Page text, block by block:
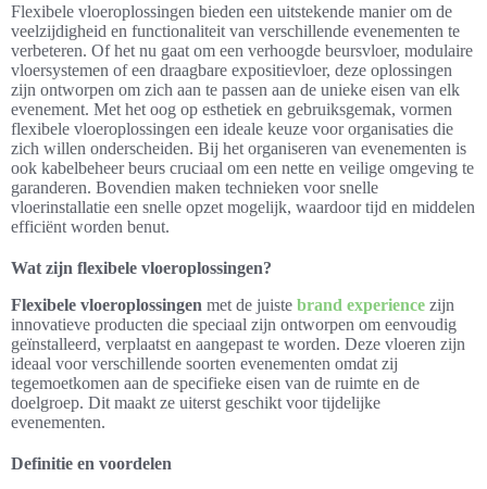
Flexibele vloeroplossingen bieden een uitstekende manier om de
veelzijdigheid en functionaliteit van verschillende evenementen te
verbeteren. Of het nu gaat om een verhoogde beursvloer, modulaire
vloersystemen of een draagbare expositievloer, deze oplossingen
zijn ontworpen om zich aan te passen aan de unieke eisen van elk
evenement. Met het oog op esthetiek en gebruiksgemak, vormen
flexibele vloeroplossingen een ideale keuze voor organisaties die
zich willen onderscheiden. Bij het organiseren van evenementen is
ook kabelbeheer beurs cruciaal om een nette en veilige omgeving te
garanderen. Bovendien maken technieken voor snelle
vloerinstallatie een snelle opzet mogelijk, waardoor tijd en middelen
efficiënt worden benut.
Wat zijn flexibele vloeroplossingen?
Flexibele vloeroplossingen met de juiste brand experience zijn
innovatieve producten die speciaal zijn ontworpen om eenvoudig
geïnstalleerd, verplaatst en aangepast te worden. Deze vloeren zijn
ideaal voor verschillende soorten evenementen omdat zij
tegemoetkomen aan de specifieke eisen van de ruimte en de
doelgroep. Dit maakt ze uiterst geschikt voor tijdelijke
evenementen.
Definitie en voordelen